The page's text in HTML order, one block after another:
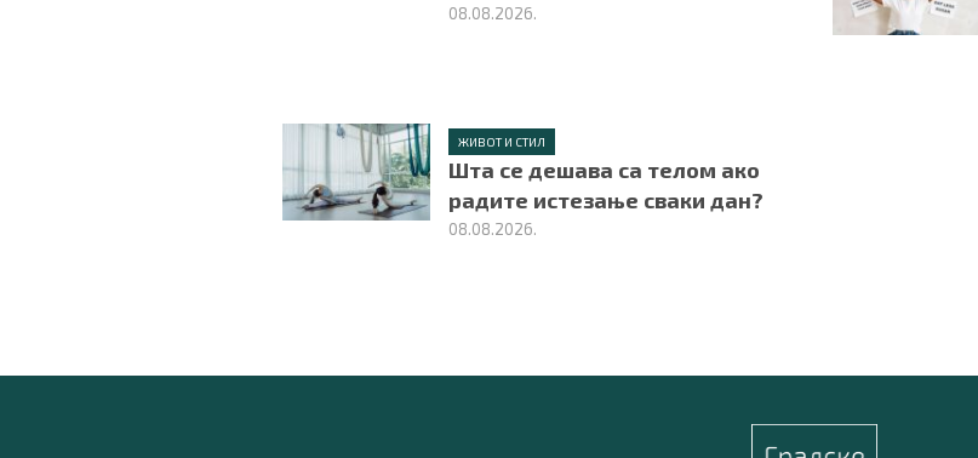
08.08.2026.
ЖИВОТ И СТИЛ
Шта се дешава са телом ако
радите истезање сваки дан?
08.08.2026.